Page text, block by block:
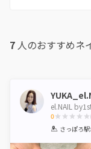
7 人のおすすめネ
el.NAIL
0
1 2 3 4 5
さっぽろ駅